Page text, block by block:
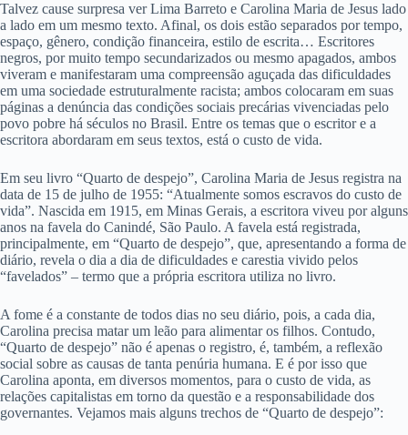
Talvez cause surpresa ver Lima Barreto e Carolina Maria de Jesus lado
a lado em um mesmo texto. Afinal, os dois estão separados por tempo,
espaço, gênero, condição financeira, estilo de escrita… Escritores
negros, por muito tempo secundarizados ou mesmo apagados, ambos
viveram e manifestaram uma compreensão aguçada das dificuldades
em uma sociedade estruturalmente racista; ambos colocaram em suas
páginas a denúncia das condições sociais precárias vivenciadas pelo
povo pobre há séculos no Brasil. Entre os temas que o escritor e a
escritora abordaram em seus textos, está o custo de vida.
Em seu livro “Quarto de despejo”, Carolina Maria de Jesus registra na
data de 15 de julho de 1955: “Atualmente somos escravos do custo de
vida”. Nascida em 1915, em Minas Gerais, a escritora viveu por alguns
anos na favela do Canindé, São Paulo. A favela está registrada,
principalmente, em “Quarto de despejo”, que, apresentando a forma de
diário, revela o dia a dia de dificuldades e carestia vivido pelos
“favelados” – termo que a própria escritora utiliza no livro.
A fome é a constante de todos dias no seu diário, pois, a cada dia,
Carolina precisa matar um leão para alimentar os filhos. Contudo,
“Quarto de despejo” não é apenas o registro, é, também, a reflexão
social sobre as causas de tanta penúria humana. E é por isso que
Carolina aponta, em diversos momentos, para o custo de vida, as
relações capitalistas em torno da questão e a responsabilidade dos
governantes. Vejamos mais alguns trechos de “Quarto de despejo”: